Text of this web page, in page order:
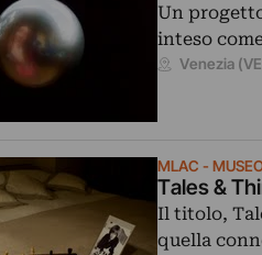
Un
inteso
Venezia
MLAC -
Tales &
Il titolo,
quella